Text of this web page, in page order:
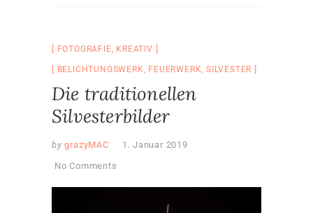
FOTOGRAFIE, KREATIV
BELICHTUNGSWERK, FEUERWERK,SILVESTER
Die traditionellen
Silvesterbilder
by grazyMAC
1. Januar 2019
No Comments